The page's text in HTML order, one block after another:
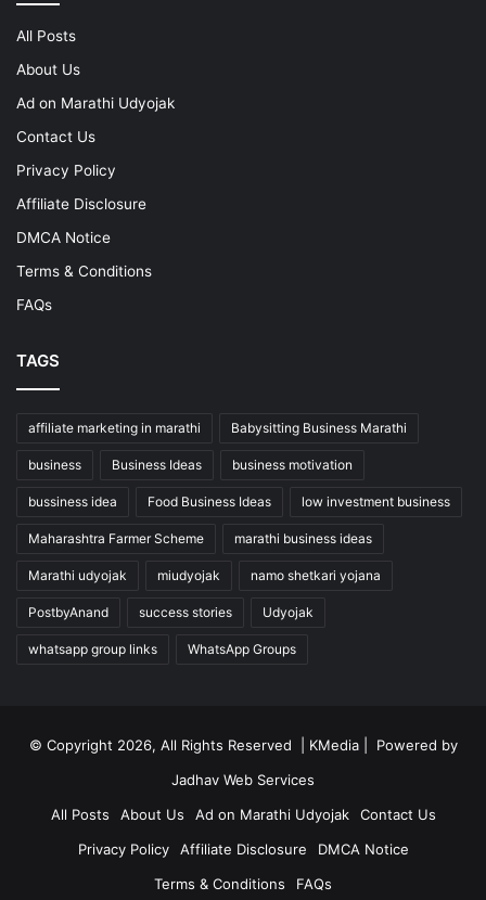
All Posts
About Us
Ad on Marathi Udyojak
Contact Us
Privacy Policy
Affiliate Disclosure
DMCA Notice
Terms & Conditions
FAQs
TAGS
affiliate marketing in marathi Babysitting Business Marathi
business Business Ideas business motivation
bussiness idea Food Business Ideas low investment business
Maharashtra Farmer Scheme marathi business ideas
Marathi udyojak miudyojak namo shetkari yojana
PostbyAnand success stories Udyojak
whatsapp group links WhatsApp Groups
© Copyright 2026, All Rights Reserved | KMedia | Powered by
Jadhav Web Services
All Posts
About Us Ad on Marathi Udyojak
Contact Us
Privacy Policy
Affiliate Disclosure
DMCA Notice
Terms & Conditions
FAQs